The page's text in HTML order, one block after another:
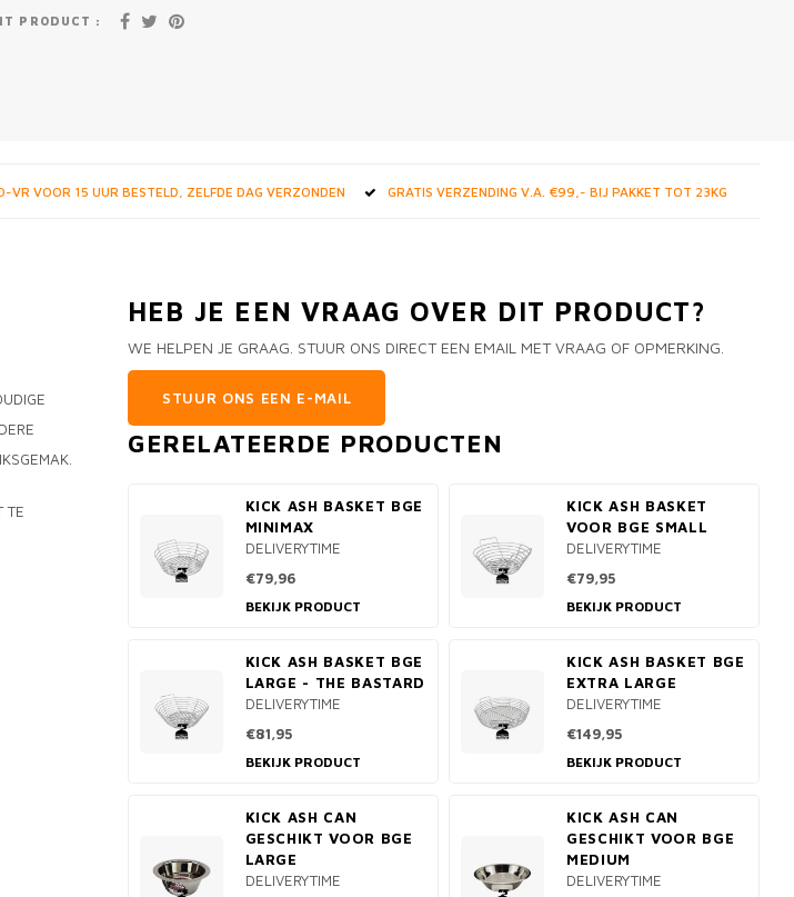
PRODUCT :
VR VOOR 15 UUR BESTELD, ZELFDE DAG VERZONDEN GRATIS VERZENDING V.A. €99,- BIJ PAKKET TOT 23KG
TE
HEB JE EEN VRAAG OVER DIT PRODUCT?
WE HELPEN JE GRAAG. STUUR ONS DIRECT EEN EMAIL MET VRAAG OF OPMERKING.
STUUR ONS EEN E-MAIL
GERELATEERDE PRODUCTEN
KICK ASH BASKET BGE
MINIMAX
DELIVERYTIME
€79,96
BEKIJK PRODUCT
KICK ASH BASKET
VOOR BGE SMALL
DELIVERYTIME
€79,95
BEKIJK PRODUCT
KICK ASH BASKET BGE
LARGE - THE BASTARD
DELIVERYTIME
€81,95
BEKIJK PRODUCT
KICK ASH BASKET BGE
EXTRA LARGE
DELIVERYTIME
€149,95
BEKIJK PRODUCT
KICK ASH CAN
GESCHIKT VOOR BGE
LARGE
DELIVERYTIME
KICK ASH CAN
GESCHIKT VOOR BGE
MEDIUM
DELIVERYTIME